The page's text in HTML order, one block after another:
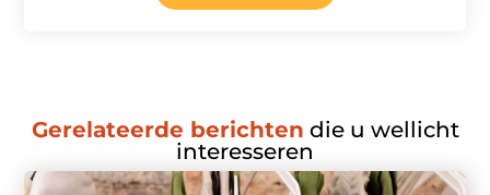
Gerelateerde berichten die u wellicht
interesseren